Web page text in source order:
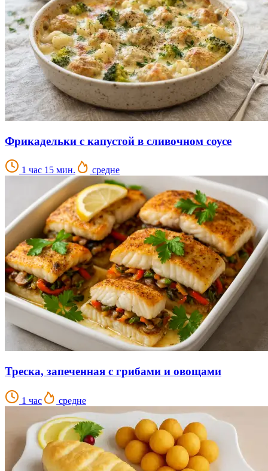
Фрикадельки с капустой в сливочном соусе
1 час 15 мин. средне
Треска, запеченная с грибами и овощами
1 час средне